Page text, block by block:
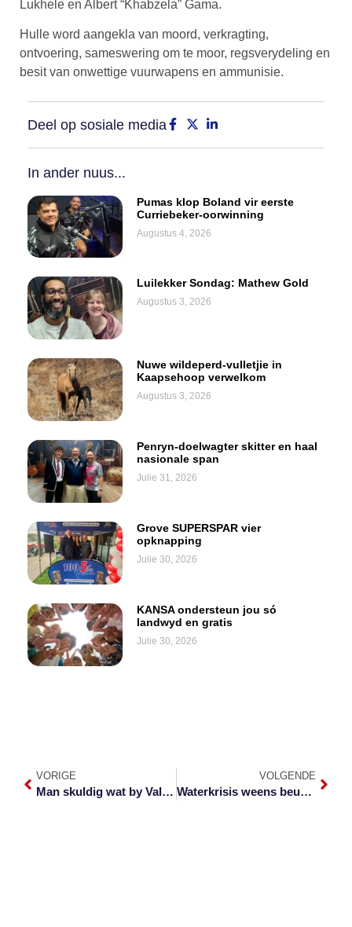
Lukhele en Albert “Khabzela” Gama.
Hulle word aangekla van moord, verkragting,
ontvoering, sameswering om te moor, regsverydeling en
besit van onwettige vuurwapens en ammunisie.
Deel op sosiale media
In ander nuus...
Pumas klop Boland vir eerste
Curriebeker-oorwinning
Augustus 4, 2026
Luilekker Sondag: Mathew Gold
Augustus 3, 2026
Nuwe wildeperd-vulletjie in
Kaapsehoop verwelkom
Augustus 3, 2026
Penryn-doelwagter skitter en haal
nasionale span
Julie 31, 2026
Grove SUPERSPAR vier
opknapping
Julie 30, 2026
KANSA ondersteun jou só
landwyd en gratis
Julie 30, 2026
VORIGE
Man skuldig wat by Valke-kantore inbreek
VOLGENDE
Waterkrisis weens beurtkrag duur voort